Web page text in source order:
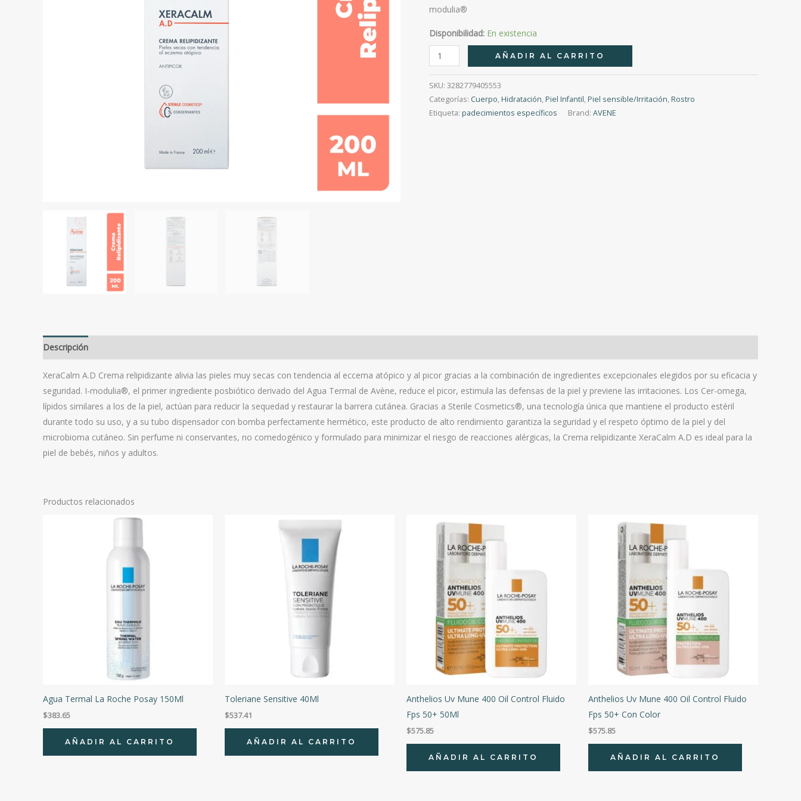
modulia®
Disponibilidad: En existencia
Xeracalm
A.D
Crema
Relipidizante
200
AÑADIR AL CARRITO
SKU: 3282779405553
Categorías: Cuerpo,Hidratación,Piel Infantil,Piel sensible/Irritación,Rostro
Etiqueta: padecimientos específicos Brand: AVENE
Descripción
XeraCalm A.D Crema relipidizante alivia las pieles muy secas con tendencia al eccema atópico y al picor gracias a la combinación de ingredientes excepcionales elegidos por su eficacia y
seguridad. I-modulia®, el primer ingrediente posbiótico derivado del Agua Termal de Avène, reduce el picor, estimula las defensas de la piel y previene las irritaciones. Los Cer-omega,
lípidos similares a los de la piel, actúan para reducir la sequedad y restaurar la barrera cutánea. Gracias a Sterile Cosmetics®, una tecnología única que mantiene el producto estéril
durante todo su uso, y a su tubo dispensador con bomba perfectamente hermético, este producto de alto rendimiento garantiza la seguridad y el respeto óptimo de la piel y del
microbioma cutáneo. Sin perfume ni conservantes, no comedogénico y formulado para minimizar el riesgo de reacciones alérgicas, la Crema relipidizante XeraCalm A.D es ideal para la
piel de bebés, niños y adultos.
Productos relacionados
Agua Termal La Roche Posay 150Ml
$383.65
AÑADIR AL CARRITO
Toleriane Sensitive 40Ml
$537.41
AÑADIR AL CARRITO
Anthelios Uv Mune 400 Oil Control Fluido
Fps 50+ 50Ml
$575.85
AÑADIR AL CARRITO
Anthelios Uv Mune 400 Oil Control Fluido
Fps 50+ Con Color
$575.85
AÑADIR AL CARRITO